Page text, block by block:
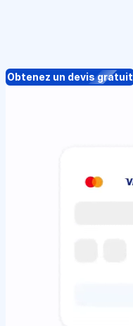
Obtenez un devis gratuit